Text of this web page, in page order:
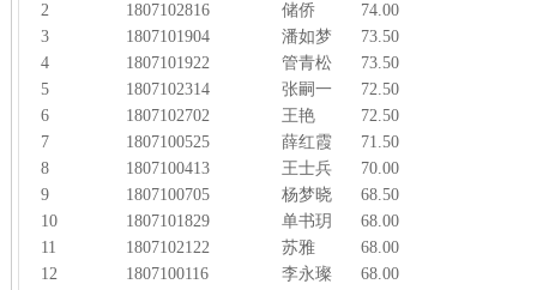
2
1807102816 储侨
74.00
3
1807101904 潘如梦
73.50
4
1807101922 管青松
73.50
5
1807102314 张嗣一
72.50
6
1807102702 王艳
72.50
7
1807100525 薛红霞
71.50
8
1807100413 王士兵
70.00
9
1807100705 杨梦晓
68.50
10
1807101829 单书玥
68.00
11
1807102122 苏雅
68.00
12
1807100116 李永璨
68.00